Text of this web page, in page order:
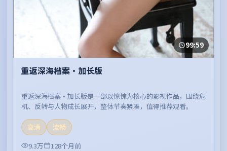
99:59
重返深海档案·加长版
重返深海档案·加长版是一部以惊悚为核心的影视作品，围绕危
机、反转与人物成长展开，整体节奏紧凑，值得推荐观看。
高清
流畅
9.3万
128个月前